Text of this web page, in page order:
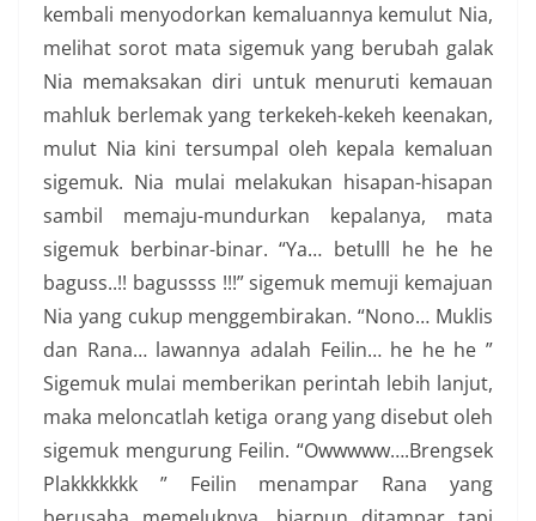
kembali menyodorkan kemaluannya kemulut Nia,
melihat sorot mata sigemuk yang berubah galak
Nia memaksakan diri untuk menuruti kemauan
mahluk berlemak yang terkekeh-kekeh keenakan,
mulut Nia kini tersumpal oleh kepala kemaluan
sigemuk. Nia mulai melakukan hisapan-hisapan
sambil memaju-mundurkan kepalanya, mata
sigemuk berbinar-binar. “Ya… betulll he he he
baguss..!! bagussss !!!” sigemuk memuji kemajuan
Nia yang cukup menggembirakan. “Nono… Muklis
dan Rana… lawannya adalah Feilin… he he he ”
Sigemuk mulai memberikan perintah lebih lanjut,
maka meloncatlah ketiga orang yang disebut oleh
sigemuk mengurung Feilin. “Owwwww….Brengsek
Plakkkkkkk ” Feilin menampar Rana yang